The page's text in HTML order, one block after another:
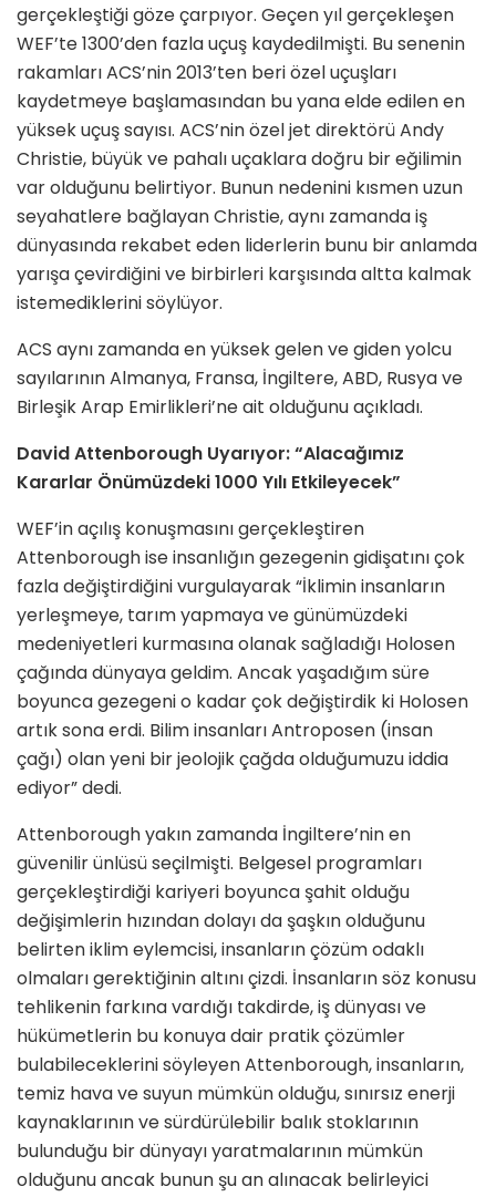
gerçekleştiği göze çarpıyor. Geçen yıl gerçekleşen
WEF’te 1300’den fazla uçuş kaydedilmişti. Bu senenin
rakamları ACS’nin 2013’ten beri özel uçuşları
kaydetmeye başlamasından bu yana elde edilen en
yüksek uçuş sayısı. ACS’nin özel jet direktörü Andy
Christie, büyük ve pahalı uçaklara doğru bir eğilimin
var olduğunu belirtiyor. Bunun nedenini kısmen uzun
seyahatlere bağlayan Christie, aynı zamanda iş
dünyasında rekabet eden liderlerin bunu bir anlamda
yarışa çevirdiğini ve birbirleri karşısında altta kalmak
istemediklerini söylüyor.
ACS aynı zamanda en yüksek gelen ve giden yolcu
sayılarının Almanya, Fransa, İngiltere, ABD, Rusya ve
Birleşik Arap Emirlikleri’ne ait olduğunu açıkladı.
David Attenborough Uyarıyor: “Alacağımız
Kararlar Önümüzdeki 1000 Yılı Etkileyecek”
WEF’in açılış konuşmasını gerçekleştiren
Attenborough ise insanlığın gezegenin gidişatını çok
fazla değiştirdiğini vurgulayarak “İklimin insanların
yerleşmeye, tarım yapmaya ve günümüzdeki
medeniyetleri kurmasına olanak sağladığı Holosen
çağında dünyaya geldim. Ancak yaşadığım süre
boyunca gezegeni o kadar çok değiştirdik ki Holosen
artık sona erdi. Bilim insanları Antroposen (insan
çağı) olan yeni bir jeolojik çağda olduğumuzu iddia
ediyor” dedi.
Attenborough yakın zamanda İngiltere’nin en
güvenilir ünlüsü seçilmişti. Belgesel programları
gerçekleştirdiği kariyeri boyunca şahit olduğu
değişimlerin hızından dolayı da şaşkın olduğunu
belirten iklim eylemcisi, insanların çözüm odaklı
olmaları gerektiğinin altını çizdi. İnsanların söz konusu
tehlikenin farkına vardığı takdirde, iş dünyası ve
hükümetlerin bu konuya dair pratik çözümler
bulabileceklerini söyleyen Attenborough, insanların,
temiz hava ve suyun mümkün olduğu, sınırsız enerji
kaynaklarının ve sürdürülebilir balık stoklarının
bulunduğu bir dünyayı yaratmalarının mümkün
olduğunu ancak bunun şu an alınacak belirleyici